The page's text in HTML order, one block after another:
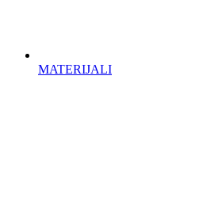
MATERIJALI